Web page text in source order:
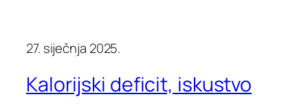
27. siječnja 2025.
Kalorijski deficit, iskustvo